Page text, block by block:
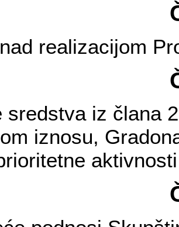
realizacijom
sredstva iz člana
iznosu,